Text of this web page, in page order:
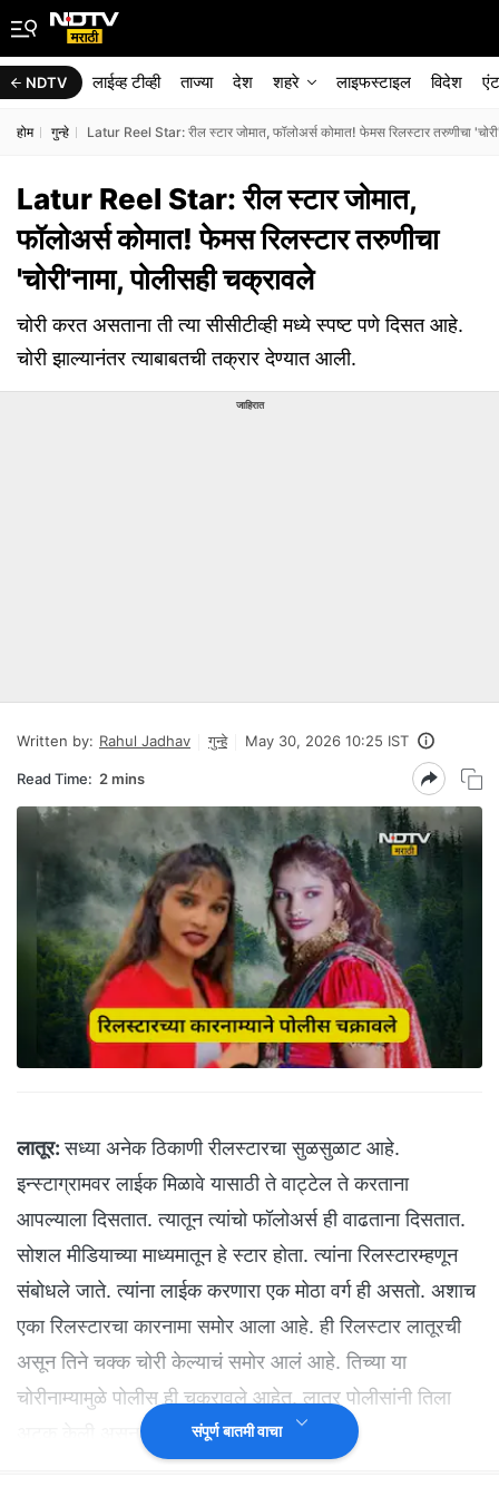
NDTV लाईव्ह टीव्ही ताज्या देश शहरे लाइफस्टाइल विदेश
होम गुन्हे Latur Reel Star: रील स्टार जोमात, फॉलोअर्स कोमात! फेमस रिलस्टार तरुणीचा
Latur Reel Star: रील स्टार जोमात,
फॉलोअर्स कोमात! फेमस रिलस्टार तरुणीचा
'चोरी'नामा, पोलीसही चक्रावले
चोरी करत असताना ती त्या सीसीटीव्ही मध्ये स्पष्ट पणे दिसत आहे.
चोरी झाल्यानंतर त्याबाबतची तक्रार देण्यात आली.
जाहिरात
Written by: Rahul Jadhav गुन्हे May 30, 2026 10:25 IST
Read Time: 2 mins
लातूर: सध्या अनेक ठिकाणी रीलस्टारचा सुळसुळाट आहे.
इन्स्टाग्रामवर लाईक मिळावे यासाठी ते वाट्टेल ते करताना
आपल्याला दिसतात. त्यातून त्यांचो फॉलोअर्स ही वाढताना दिसतात.
सोशल मीडियाच्या माध्यमातून हे स्टार होता. त्यांना रिलस्टारम्हणून
संबोधले जाते. त्यांना लाईक करणारा एक मोठा वर्ग ही असतो. अशाच
एका रिलस्टारचा कारनामा समोर आला आहे. ही रिलस्टार लातूरची
असून तिने चक्क चोरी केल्याचं समोर आलं आहे. तिच्या या
चोरीनाम्यामुळे पोलीस ही चक्रावले आहेत. लातूर पोलीसांनी तिला
अटक केली असून पुढील तपास सुरू आहे.
संपूर्ण बातमी वाचा